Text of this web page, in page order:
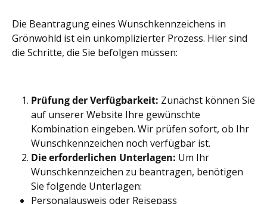
Die Beantragung eines Wunschkennzeichens in
Grönwohld ist ein unkomplizierter Prozess. Hier sind
die Schritte, die Sie befolgen müssen:
Prüfung der Verfügbarkeit: Zunächst können Sie
auf unserer Website Ihre gewünschte
Kombination eingeben. Wir prüfen sofort, ob Ihr
Wunschkennzeichen noch verfügbar ist.
Die erforderlichen Unterlagen: Um Ihr
Wunschkennzeichen zu beantragen, benötigen
Sie folgende Unterlagen:
Personalausweis oder Reisepass